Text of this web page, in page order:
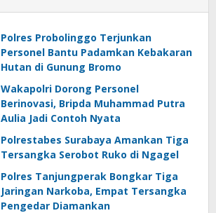
Polres Probolinggo Terjunkan
Personel Bantu Padamkan Kebakaran
Hutan di Gunung Bromo
Wakapolri Dorong Personel
Berinovasi, Bripda Muhammad Putra
Aulia Jadi Contoh Nyata
Polrestabes Surabaya Amankan Tiga
Tersangka Serobot Ruko di Ngagel
Polres Tanjungperak Bongkar Tiga
Jaringan Narkoba, Empat Tersangka
Pengedar Diamankan